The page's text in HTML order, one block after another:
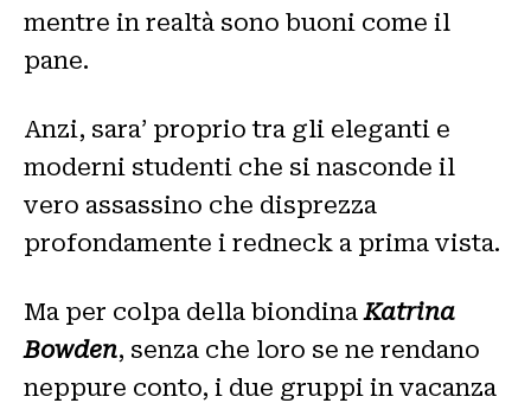
mentre in realtà sono buoni come il
pane.
Anzi, sara’ proprio tra gli eleganti e
moderni studenti che si nasconde il
vero assassino che disprezza
profondamente i redneck a prima vista.
Ma per colpa della biondinaKatrina
Bowden, senza che loro se ne rendano
neppure conto, i due gruppi in vacanza